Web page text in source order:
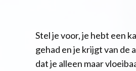
Stel je voor, je hebt een
gehad en je krijgt van de
dat je alleen maar